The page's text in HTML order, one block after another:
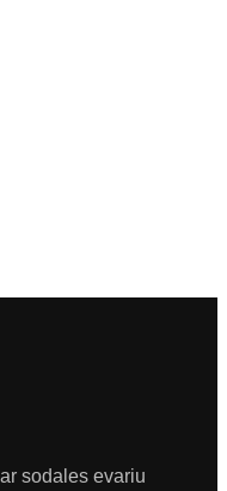
sodales evariu